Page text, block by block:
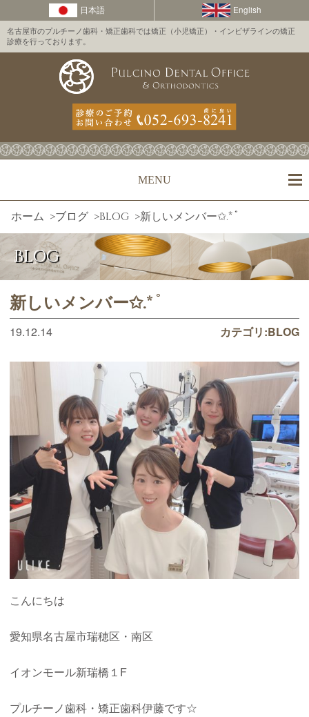
名古屋市のプルチーノ歯科・矯正歯科では矯正（小児矯正）・インビザラインの矯正
診療を行っております。
MENU
ホーム >ブログ >BLOG >新しいメンバー✩.*˚
BLOG
新しいメンバー✩.*˚
19.12.14 カテゴリ:BLOG
こんにちは
愛知県名古屋市瑞穂区・南区
イオンモール新瑞橋１ F
プルチーノ歯科・矯正歯科伊藤です☆